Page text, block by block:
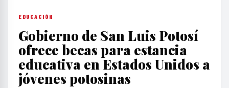
EDUCACIÓN
Gobierno de San Luis Potosí
ofrece becas para estancia
educativa en Estados Unidos a
jóvenes potosinas